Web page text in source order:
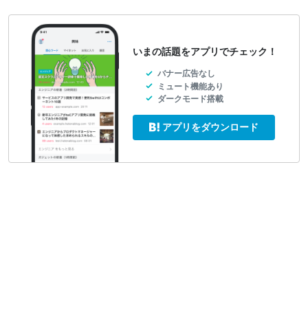
いまの話題をアプリでチェック！
バナー広告なし
ミュート機能あり
ダークモード搭載
アプリをダウンロード